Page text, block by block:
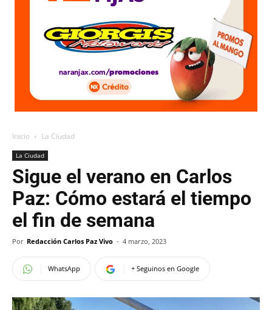
Inicio La Ciudad
La Ciudad
Sigue el verano en Carlos
Paz: Cómo estará el tiempo
el fin de semana
Por Redacción Carlos Paz Vivo - 4 marzo, 2023
WhatsApp + Seguinos en Google